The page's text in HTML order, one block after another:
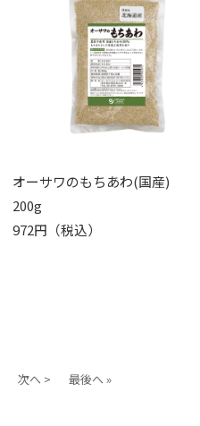
オーサワのもちあわ(国産)
200g
972円（税込）
次へ > 最後へ »